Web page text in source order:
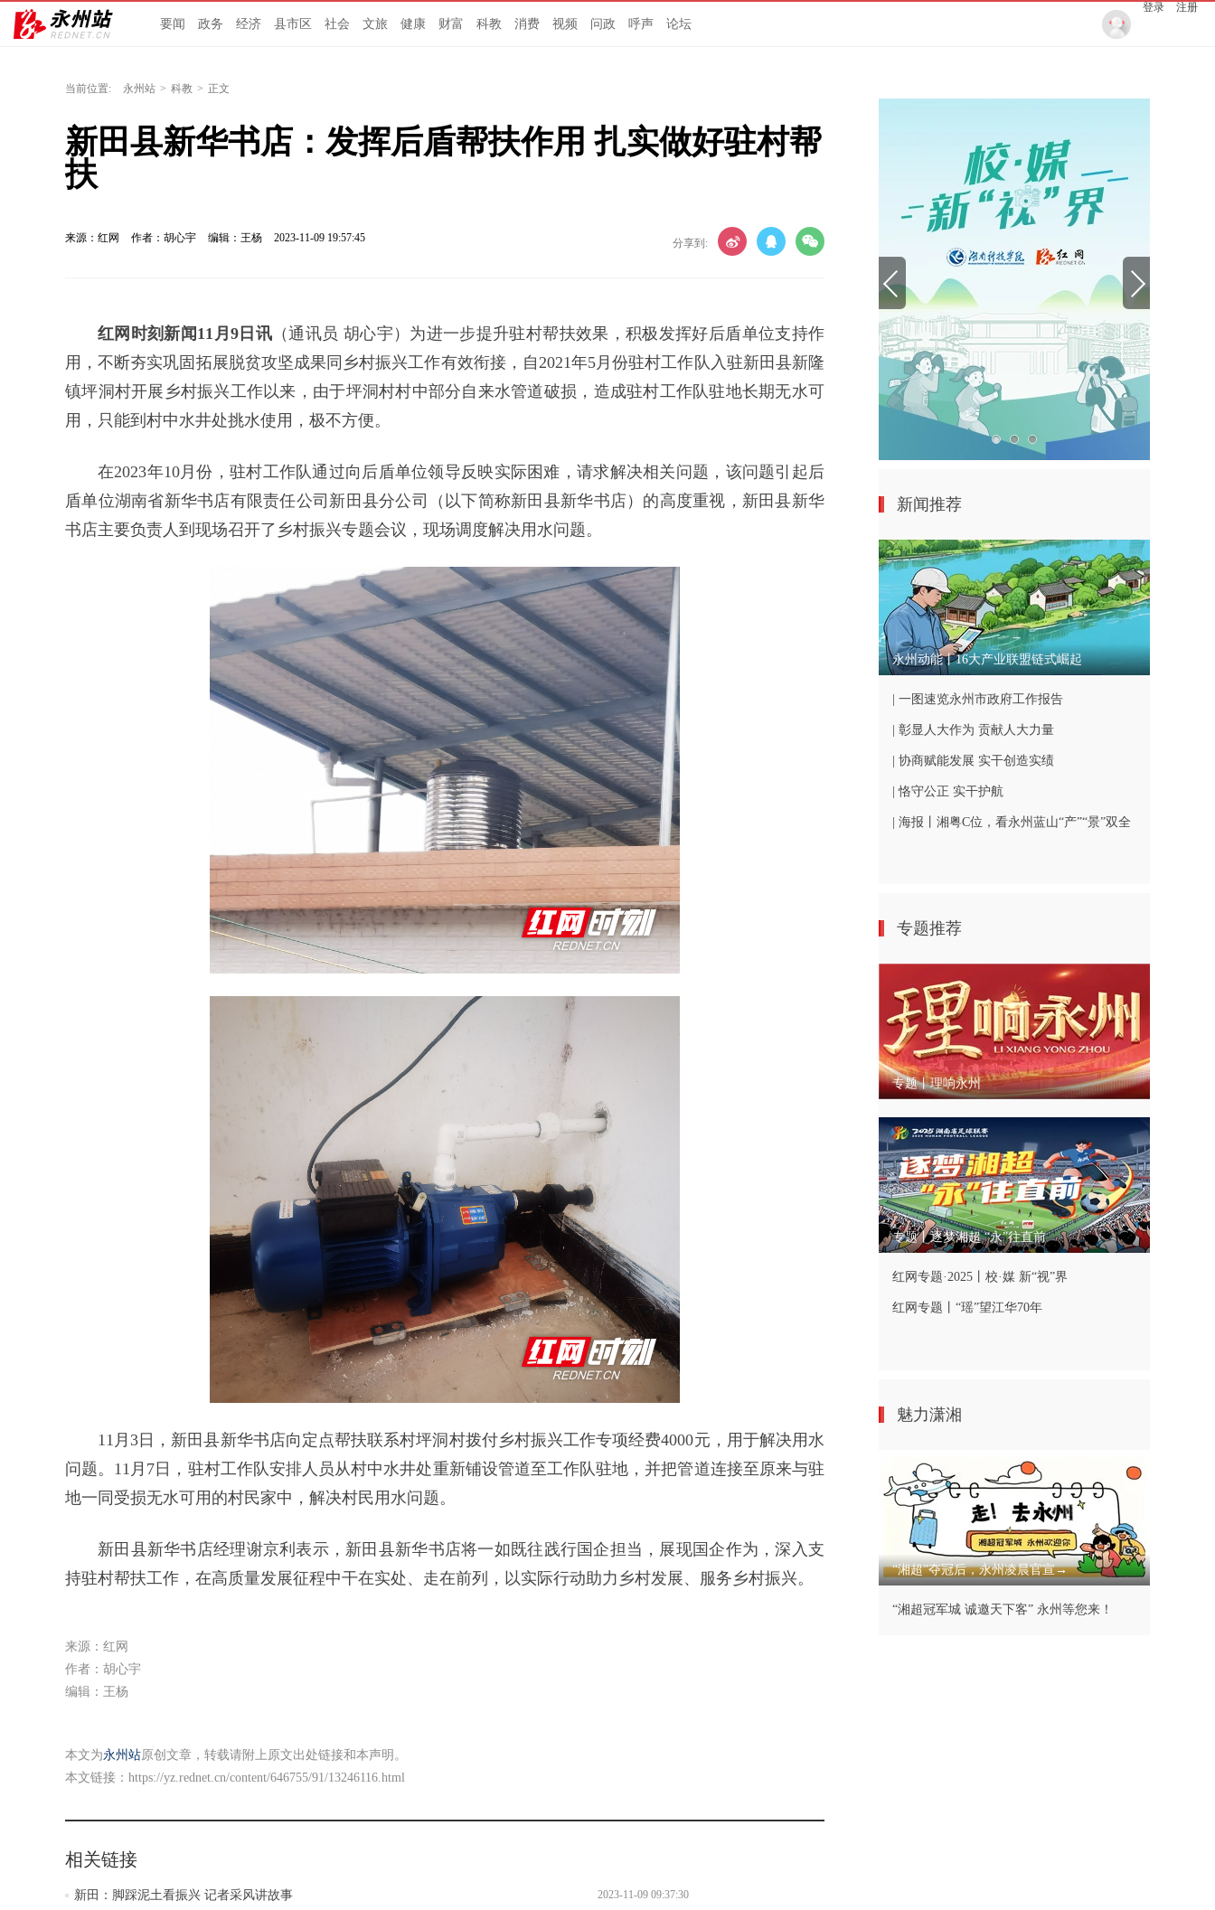
要闻 政务 经济 县市区 社会 文旅 健康 财富 科教 消费 视频 问政 呼声 论坛
登录 注册
当前位置: 永州站 > 科教 > 正文
新田县新华书店：发挥后盾帮扶作用 扎实做好驻村帮
扶
来源：红网 作者：胡心宇 编辑：王杨 2023-11-09 19:57:45 分享到:
红网时刻新闻11月9日讯 （通讯员 胡心宇）为进一步提升驻村帮扶效果，积极发挥好后盾单位支持作
用，不断夯实巩固拓展脱贫攻坚成果同乡村振兴工作有效衔接，自2021年5月份驻村工作队入驻新田县新隆
镇坪洞村开展乡村振兴工作以来，由于坪洞村村中部分自来水管道破损，造成驻村工作队驻地长期无水可
用，只能到村中水井处挑水使用，极不方便。
在2023年10月份，驻村工作队通过向后盾单位领导反映实际困难，请求解决相关问题，该问题引起后
盾单位湖南省新华书店有限责任公司新田县分公司（以下简称新田县新华书店）的高度重视，新田县新华
书店主要负责人到现场召开了乡村振兴专题会议，现场调度解决用水问题。
11月3日，新田县新华书店向定点帮扶联系村坪洞村拨付乡村振兴工作专项经费4000元，用于解决用水
问题。11月7日，驻村工作队安排人员从村中水井处重新铺设管道至工作队驻地，并把管道连接至原来与驻
地一同受损无水可用的村民家中，解决村民用水问题。
新田县新华书店经理谢京利表示，新田县新华书店将一如既往践行国企担当，展现国企作为，深入支
持驻村帮扶工作，在高质量发展征程中干在实处、走在前列，以实际行动助力乡村发展、服务乡村振兴。
来源：红网
作者：胡心宇
编辑：王杨
本文为永州站原创文章，转载请附上原文出处链接和本声明。
本文链接： https://yz.rednet.cn/content/646755/91/13246116.html
相关链接
新田：脚踩泥土看振兴 记者采风讲故事 2023-11-09 09:37:30
新闻推荐
永州动能丨16大产业联盟链式崛起
| 一图速览永州市政府工作报告
| 彰显人大作为 贡献人大力量
| 协商赋能发展 实干创造实绩
| 恪守公正 实干护航
| 海报丨湘粤C位，看永州蓝山“产”“景”双全
专题推荐
专题丨理响永州
专题丨逐梦湘超 “永”往直前
红网专题·2025丨校·媒 新“视”界
红网专题丨“瑶”望江华70年
魅力潇湘
“湘超”夺冠后，永州凌晨官宣→
“湘超冠军城 诚邀天下客” 永州等您来！